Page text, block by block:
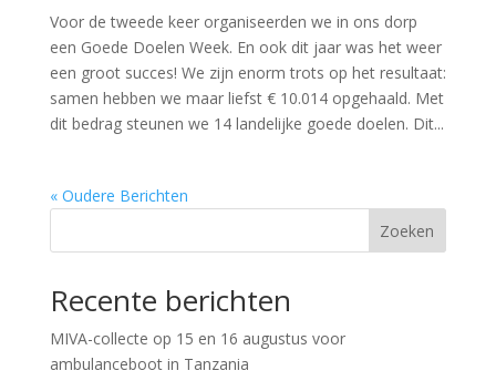
Voor de tweede keer organiseerden we in ons dorp
een Goede Doelen Week. En ook dit jaar was het weer
een groot succes! We zijn enorm trots op het resultaat:
samen hebben we maar liefst € 10.014 opgehaald. Met
dit bedrag steunen we 14 landelijke goede doelen. Dit...
« Oudere Berichten
Zoeken
Recente berichten
MIVA-collecte op 15 en 16 augustus voor
ambulanceboot in Tanzania